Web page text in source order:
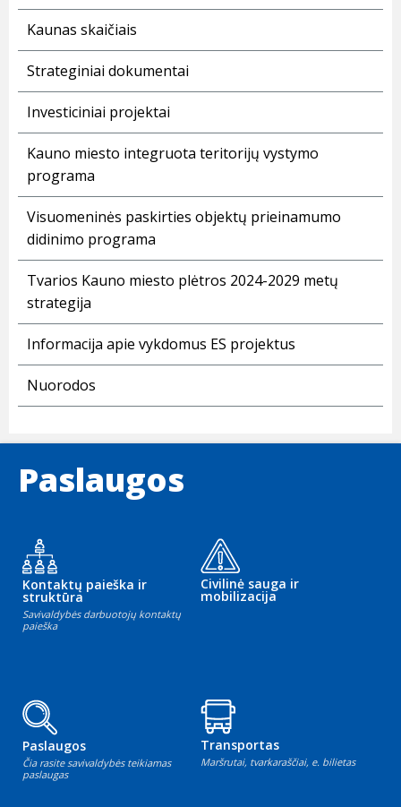
Kaunas skaičiais
Strateginiai dokumentai
Investiciniai projektai
Kauno miesto integruota teritorijų vystymo
programa
Visuomeninės paskirties objektų prieinamumo
didinimo programa
Tvarios Kauno miesto plėtros 2024-2029 metų
strategija
Informacija apie vykdomus ES projektus
Nuorodos
Paslaugos
Kontaktų paieška ir
struktūra
Savivaldybės darbuotojų kontaktų
paieška
Civilinė sauga ir
mobilizacija
Paslaugos
Čia rasite savivaldybės teikiamas
paslaugas
Transportas
Maršrutai, tvarkaraščiai, e. bilietas